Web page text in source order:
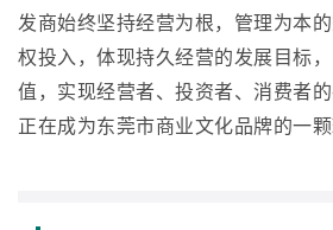
发商始终坚持经营为根，管理为本
权投入，体现持久经营的发展目标
值，实现经营者、投资者、消费者
正在成为东莞市商业文化品牌的一颗